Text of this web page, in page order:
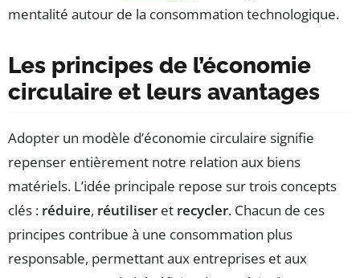
mentalité autour de la consommation technologique.
Les principes de l’économie
circulaire et leurs avantages
Adopter un modèle d’économie circulaire signifie
repenser entièrement notre relation aux biens
matériels. L’idée principale repose sur trois concepts
clés : réduire, réutiliser et recycler. Chacun de ces
principes contribue à une consommation plus
responsable, permettant aux entreprises et aux